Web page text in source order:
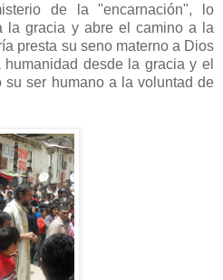
de la "encarnación", lo
la gracia y abre el camino a la
presta su seno materno a Dios
desde la gracia y el
su ser humano a la voluntad de